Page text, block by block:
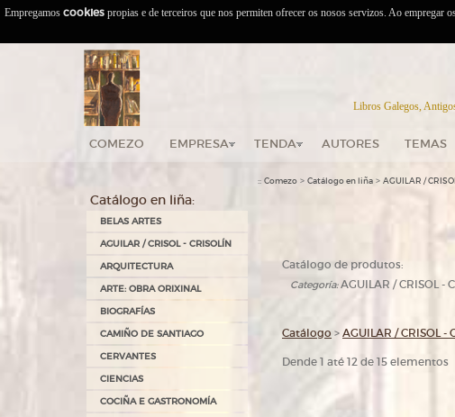
Libros Galegos,
COMEZO EMPRESA TENDA AUTORES TEMAS
Catálogo en liña:
BELAS ARTES
AGUILAR / CRISOL - CRISOLÍN
ARQUITECTURA
ARTE: OBRA ORIXINAL
BIOGRAFÍAS
CAMIÑO DE SANTIAGO
CERVANTES
CIENCIAS
COCIÑA E GASTRONOMÍA
:: Comezo > Catálogo en liña > AGUILAR /
Catálogo de produtos:
Categoría:AGUILAR / CRISOL -
Catálogo > AGUILAR / CRISOL -
Dende 1 até 12 de 15 elementos
Empregamos cookies propias e de terceiros que nos permiten ofrecer os nosos servizos. Ao empregar